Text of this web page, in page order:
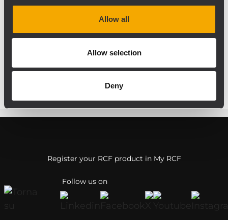
Allow all
Allow selection
Deny
Marktsegmente zugeschnitten und startet
im Juni 2012. „Das Unternehmen hat sein
altes Erscheinungsbild abgelegt und bietet
einen Ausblick auf die Zukunft von RCF“,
Follow us on
Register your RCF product in My RCF